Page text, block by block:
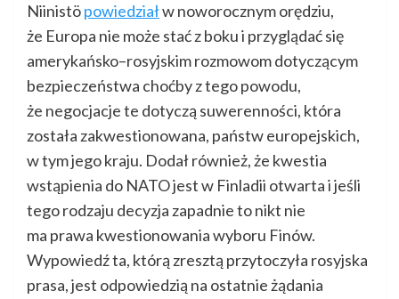
Niinistöpowiedziałw noworocznym orędziu,
że Europa nie może stać z boku i przyglądać się
amerykańsko–rosyjskim rozmowom dotyczącym
bezpieczeństwa choćby z tego powodu,
że negocjacje te dotyczą suwerenności, która
została zakwestionowana, państw europejskich,
w tym jego kraju. Dodał również, że kwestia
wstąpienia do NATO jest w Finladii otwarta i jeśli
tego rodzaju decyzja zapadnie to nikt nie
ma prawa kwestionowania wyboru Finów.
Wypowiedź ta, którą zresztą przytoczyła rosyjska
prasa, jest odpowiedzią na ostatnie żądania